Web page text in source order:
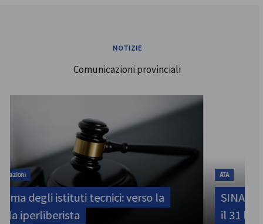
NOTIZIE
Comunicazioni provinciali
ATA
SINATAS Venezia, assemblea provinciale
il 31 luglio